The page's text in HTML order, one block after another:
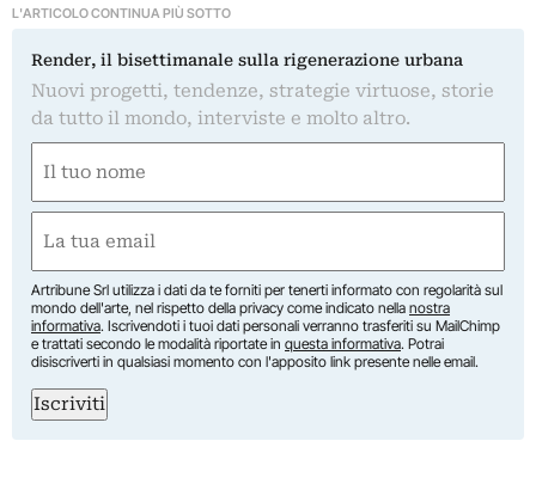
L'ARTICOLO CONTINUA PIÙ SOTTO
Render, il bisettimanale sulla rigenerazione urbana
Nuovi progetti, tendenze, strategie virtuose, storie
da tutto il mondo, interviste e molto altro.
(Required)
First
(Required)
Artribune Srl utilizza i dati da te forniti per tenerti informato con regolarità sul
mondo dell'arte, nel rispetto della privacy come indicato nella nostra
informativa. Iscrivendoti i tuoi dati personali verranno trasferiti su MailChimp
e trattati secondo le modalità riportate in questa informativa. Potrai
disiscriverti in qualsiasi momento con l'apposito link presente nelle email.
Iscriviti